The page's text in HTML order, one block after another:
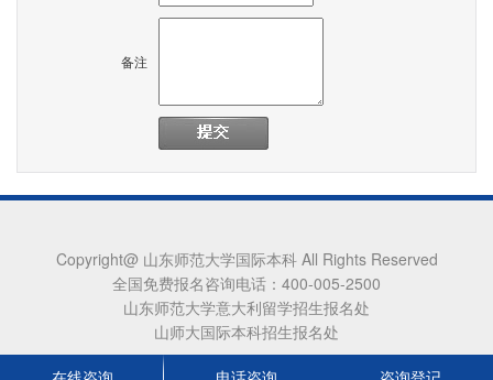
备注
Copyright@ 山东师范大学国际本科 All Rights Reserved
全国免费报名咨询电话：400-005-2500
山东师范大学意大利留学招生报名处
山师大国际本科招生报名处